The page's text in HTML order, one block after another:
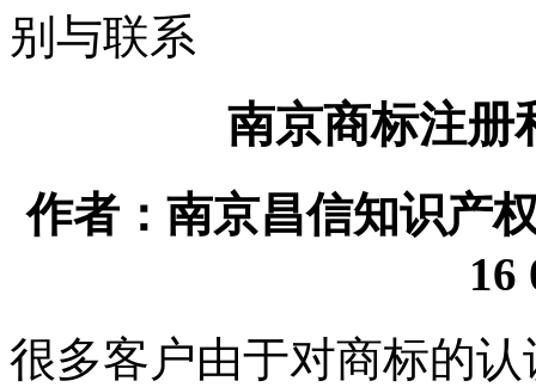
别与联系
南京商标注册
作者：南京昌信知识产
16
很多客户由于对商标的